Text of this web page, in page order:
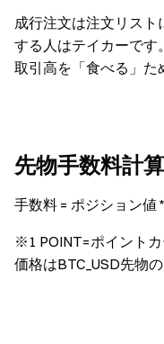
成行注文は注文リスト
する人はテイカーです
取引高を「食べる」た
先物手数料計
手数料 = ポジション値
※1 POINT=ポイント
価格はBTC_USD先物